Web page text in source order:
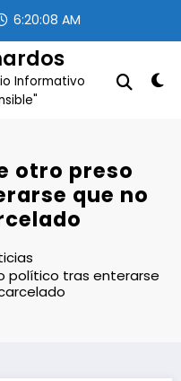
6:20:08 AM
Informativo
otro preso
que no
político tras enterarse